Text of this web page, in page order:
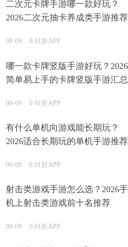
二次元卡牌手游哪一款好玩？
2026二次元抽卡养成类手游推荐
08-09 0.01折APP
哪一款卡牌竖版手游好玩？2026
简单易上手的卡牌竖版手游汇总
08-09 0.01折APP
有什么单机向游戏能长期玩？
2026适合长期玩的单机手游推荐
08-09 0.01折APP
射击类游戏手游怎么选？2026手
机上射击类游戏前十名推荐
08-09 0.01折APP